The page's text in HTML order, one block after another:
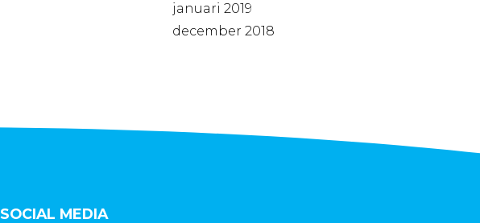
januari 2019
december 2018
SOCIAL MEDIA